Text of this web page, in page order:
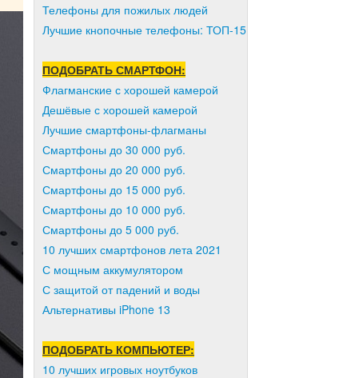
Телефоны для пожилых людей
Лучшие кнопочные телефоны: ТОП-15
ПОДОБРАТЬ СМАРТФОН:
Флагманские с хорошей камерой
Дешёвые с хорошей камерой
Лучшие смартфоны-флагманы
Смартфоны до 30 000 руб.
Смартфоны до 20 000 руб.
Смартфоны до 15 000 руб.
Смартфоны до 10 000 руб.
Смартфоны до 5 000 руб.
10 лучших смартфонов лета 2021
С мощным аккумулятором
С защитой от падений и воды
Альтернативы iPhone 13
ПОДОБРАТЬ КОМПЬЮТЕР:
10 лучших игровых ноутбуков